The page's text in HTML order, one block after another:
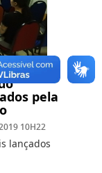
pela
10H22
lançados